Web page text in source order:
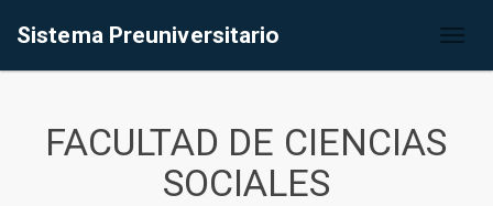
Sistema Preuniversitario
FACULTAD DE CIENCIAS
SOCIALES